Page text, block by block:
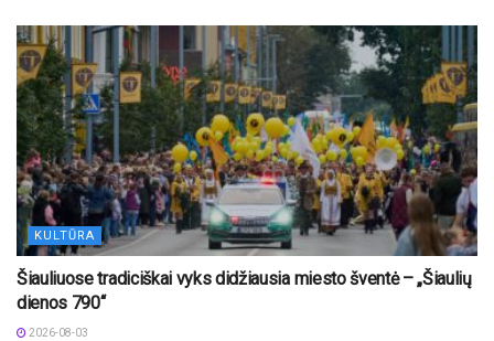
KULTŪRA
Šiauliuose tradiciškai vyks didžiausia miesto šventė – „Šiaulių
dienos 790“
2026-08-03